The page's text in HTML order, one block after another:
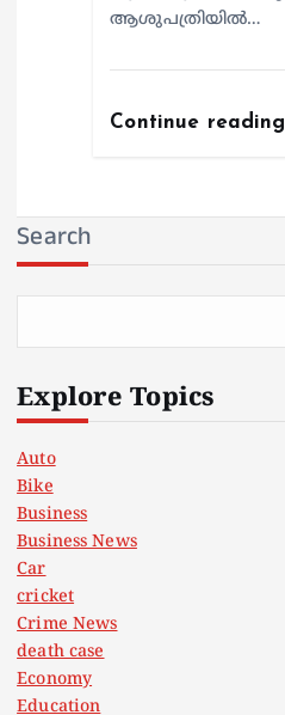
ആശുപത്രിയില്‍…
Continue reading
Search
Explore Topics
Auto
Bike
Business
Business News
Car
cricket
Crime News
death case
Economy
Education